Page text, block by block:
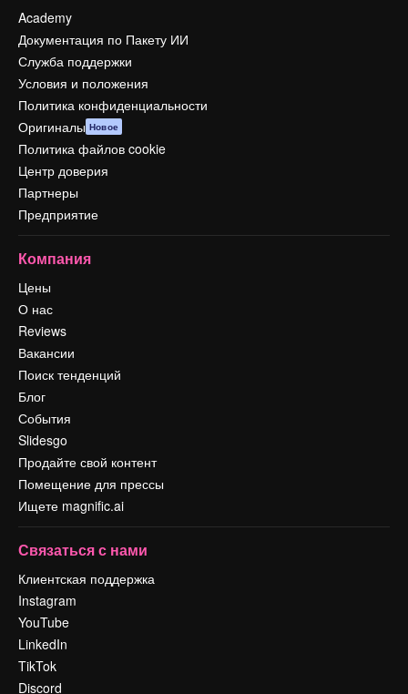
Academy
Документация по Пакету ИИ
Служба поддержки
Условия и положения
Политика конфиденциальности
Оригиналы Новое
Политика файлов cookie
Центр доверия
Партнеры
Предприятие
Компания
Цены
О нас
Reviews
Вакансии
Поиск тенденций
Блог
События
Slidesgo
Продайте свой контент
Помещение для прессы
Ищете magnific.ai
Связаться с нами
Клиентская поддержка
Instagram
YouTube
LinkedIn
TikTok
Discord